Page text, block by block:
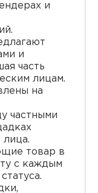
и
и
часть
лицам.
на
частными
лица.
товар в
с каждым